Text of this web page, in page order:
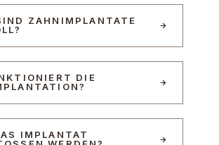
ZAHNIMPLANTATE
DIE
IMPLANTAT